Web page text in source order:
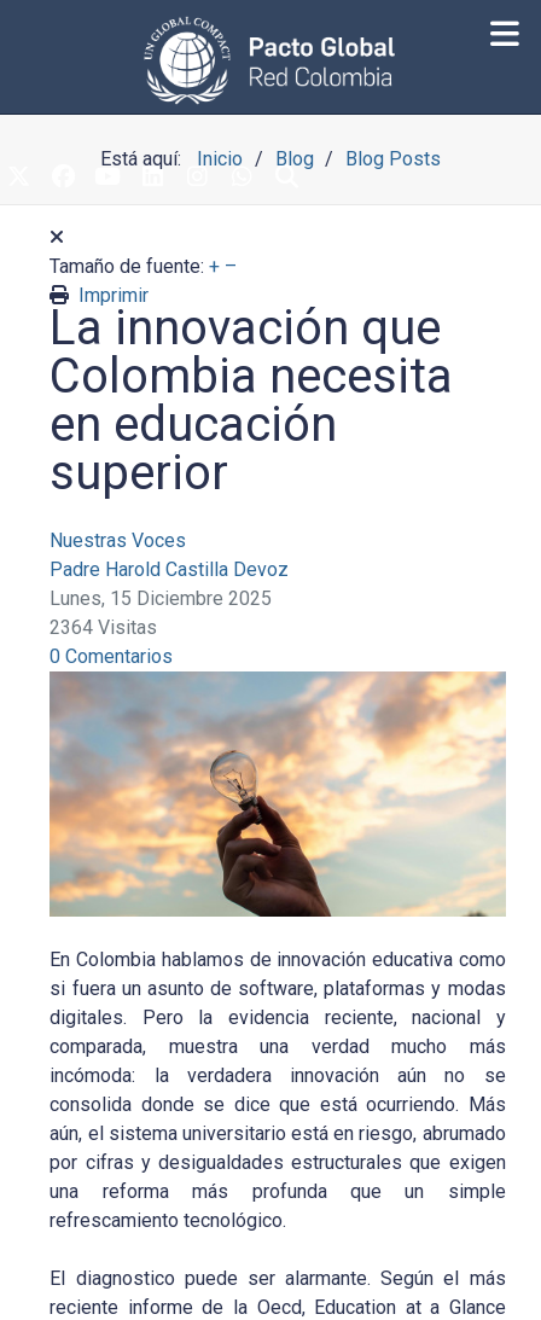
Está aquí: Inicio Blog Blog Posts
Tamaño de fuente: + –
Imprimir
La innovación que
Colombia necesita
en educación
superior
Nuestras Voces
Padre Harold Castilla Devoz
Lunes, 15 Diciembre 2025
2364 Visitas
0 Comentarios
En Colombia hablamos de innovación educativa como
si fuera un asunto de software, plataformas y modas
digitales. Pero la evidencia reciente, nacional y
comparada, muestra una verdad mucho más
incómoda: la verdadera innovación aún no se
consolida donde se dice que está ocurriendo. Más
aún, el sistema universitario está en riesgo, abrumado
por cifras y desigualdades estructurales que exigen
una reforma más profunda que un simple
refrescamiento tecnológico.
El diagnostico puede ser alarmante. Según el más
reciente informe de la Oecd, Education at a Glance